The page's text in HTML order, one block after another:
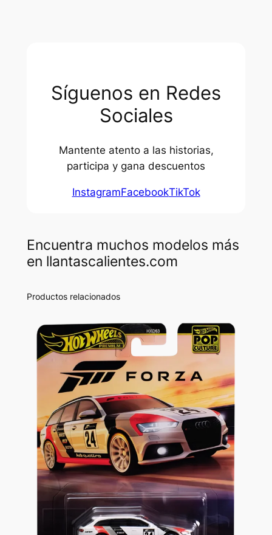
Síguenos en Redes
Sociales
Mantente atento a las historias,
participa y gana descuentos
InstagramFacebookTikTok
Encuentra muchos modelos más
en llantascalientes.com
Productos relacionados